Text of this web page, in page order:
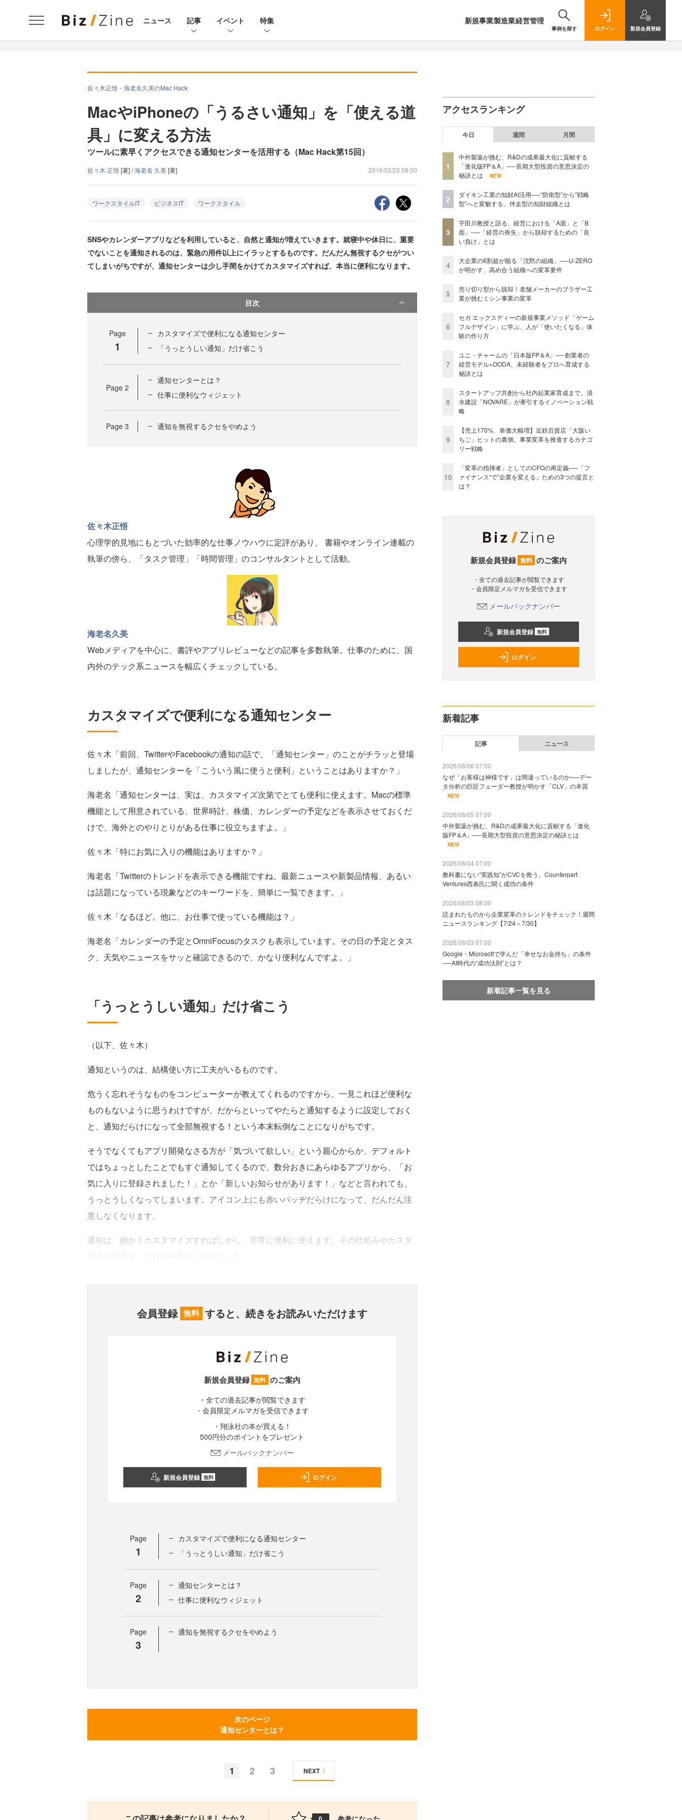
ニュース 記事 イベント 特集 新規事業製造業経営管理
事例を探す ログイン 新規会員登録
佐々木正悟・海老名久美のMac Hack
MacやiPhoneの「うるさい通知」を「使える道
具」に変える方法
ツールに素早くアクセスできる通知センターを活用する（Mac Hack第15回）
佐々木 正悟[著] /海老名 久美[著] 2016/02/23 08:00
ワークスタイルIT ビジネスIT ワークスタイル
SNSやカレンダーアプリなどを利用していると、自然と通知が増えていきます。就寝中や休日に、重要
でないことを通知されるのは、緊急の用件以上にイラッとするものです。だんだん無視するクセがつい
てしまいがちですが、通知センターは少し手間をかけてカスタマイズすれば、本当に便利になります。
目次
Page
1
カスタマイズで便利になる通知センター
「うっとうしい通知」だけ省こう
Page 2
通知センターとは？
仕事に便利なウィジェット
Page 3 通知を無視するクセをやめよう
佐々木正悟
心理学的見地にもとづいた効率的な仕事ノウハウに定評があり、 書籍やオンライン連載の
執筆の傍ら、「タスク管理」「時間管理」のコンサルタントとして活動。
海老名久美
Webメディアを中心に、書評やアプリレビューなどの記事を多数執筆。仕事のために、国
内外のテック系ニュースを幅広くチェックしている。
カスタマイズで便利になる通知センター
佐々木「前回、TwitterやFacebookの通知の話で、「通知センター」のことがチラッと登場
しましたが、通知センターを「こういう風に使うと便利」ということはありますか？」
海老名「通知センターは、実は、カスタマイズ次第でとても便利に使えます。Macの標準
機能として用意されている、世界時計、株価、カレンダーの予定などを表示させておくだ
けで、海外とのやりとりがある仕事に役立ちますよ。」
佐々木「特にお気に入りの機能はありますか？」
海老名「Twitterのトレンドを表示できる機能ですね。最新ニュースや新製品情報、あるい
は話題になっている現象などのキーワードを、簡単に一覧できます。」
佐々木「なるほど。他に、お仕事で使っている機能は？」
海老名「カレンダーの予定とOmniFocusのタスクも表示しています。その日の予定とタス
ク、天気やニュースをサッと確認できるので、かなり便利なんですよ。」
「うっとうしい通知」だけ省こう
（以下、佐々木）
通知というのは、結構使い方に工夫がいるものです。
危うく忘れそうなものをコンピューターが教えてくれるのですから、一見これほど便利な
ものもないように思うわけですが、だからといってやたらと通知するように設定しておく
と、通知だらけになって全部無視する！という本末転倒なことになりがちです。
そうでなくてもアプリ開発なさる方が「気づいて欲しい」という親心からか、デフォルト
ではちょっとしたことでもすぐ通知してくるので、数分おきにあらゆるアプリから、「お
気に入りに登録されました！」とか「新しいお知らせがあります！」などと言われても、
うっとうしくなってしまいます。アイコン上にも赤いバッヂだらけになって、だんだん注
意しなくなります。
通知は、細かくカスタマイズすればしかし、非常に便利に使えます。その仕組みやカスタ
会員登録 無料 すると、続きをお読みいただけます
新規会員登録 無料 のご案内
・全ての過去記事が閲覧できます
・会員限定メルマガを受信できます
・翔泳社の本が買える！
500円分のポイントをプレゼント
メールバックナンバー
新規会員登録 無料 ログイン
Page
1
カスタマイズで便利になる通知センター
「うっとうしい通知」だけ省こう
Page
2
通知センターとは？
仕事に便利なウィジェット
Page
3
通知を無視するクセをやめよう
次のページ
通知センターとは？
1 2 3 NEXT
アクセスランキング
今日 週間 月間
1
中外製薬が挑む、R&Dの成果最大化に貢献する
「進化版FP＆A」──長期大型投資の意思決定の
秘訣とは
NEW
2
ダイキン工業の知財AI活用──“防衛型”から“戦略
型”へと変貌する、伴走型の知財組織とは
3
宇田川教授と語る、経営における「A面」と「B
面」──「経営の喪失」から脱却するための「良
い負け」とは
4
大企業の6割超が陥る「沈黙の組織」──U-ZERO
が明かす、高め合う組織への変革要件
5
売り切り型から脱却！老舗メーカーのブラザー工
業が挑むミシン事業の変革
6
セガ エックスディーの新規事業メソッド「ゲーム
フルデザイン」に学ぶ、人が「使いたくなる」体
験の作り方
7
ユニ・チャームの「日本版FP＆A」──創業者の
経営モデル×OODA、未経験者をプロへ育成する
秘訣とは
8
スタートアップ共創から社内起業家育成まで。清
水建設「NOVARE」が牽引するイノベーション戦
略
9
【売上170%、単価大幅増】近鉄百貨店「大阪い
ちご」ヒットの裏側。事業変革を推進するカテゴ
リー戦略
10
「変革の指揮者」としてのCFOの再定義──「フ
ァイナンス“で”企業を変える」ための3つの提言と
は？
新規会員登録 無料 のご案内
・全ての過去記事が閲覧できます
・会員限定メルマガを受信できます
メールバックナンバー
新規会員登録 無料
ログイン
新着記事
記事 ニュース
2026/08/06 07:00
なぜ「お客様は神様です」は間違っているのか──デー
タ分析の巨匠フェーダー教授が明かす「CLV」の本質
NEW
2026/08/05 07:00
中外製薬が挑む、R&Dの成果最大化に貢献する「進化
版FP＆A」──長期大型投資の意思決定の秘訣とは
NEW
2026/08/04 07:00
教科書にない“実践知”がCVCを救う。Counterpart
Ventures西条氏に聞く成功の条件
2026/08/03 08:00
読まれたものから企業変革のトレンドをチェック！週間
ニュースランキング【7/24～7/30】
2026/08/03 07:00
Google・Microsoftで学んだ「幸せなお金持ち」の条件
──AI時代の“成功法則”とは？
新着記事一覧を見る